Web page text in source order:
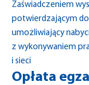
Zaświadczeniem
potwierdzającym
umożliwiający
z wykonywaniem
i sieci
Opłata